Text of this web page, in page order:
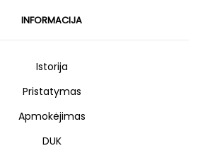
INFORMACIJA
Istorija
Pristatymas
Apmokėjimas
DUK